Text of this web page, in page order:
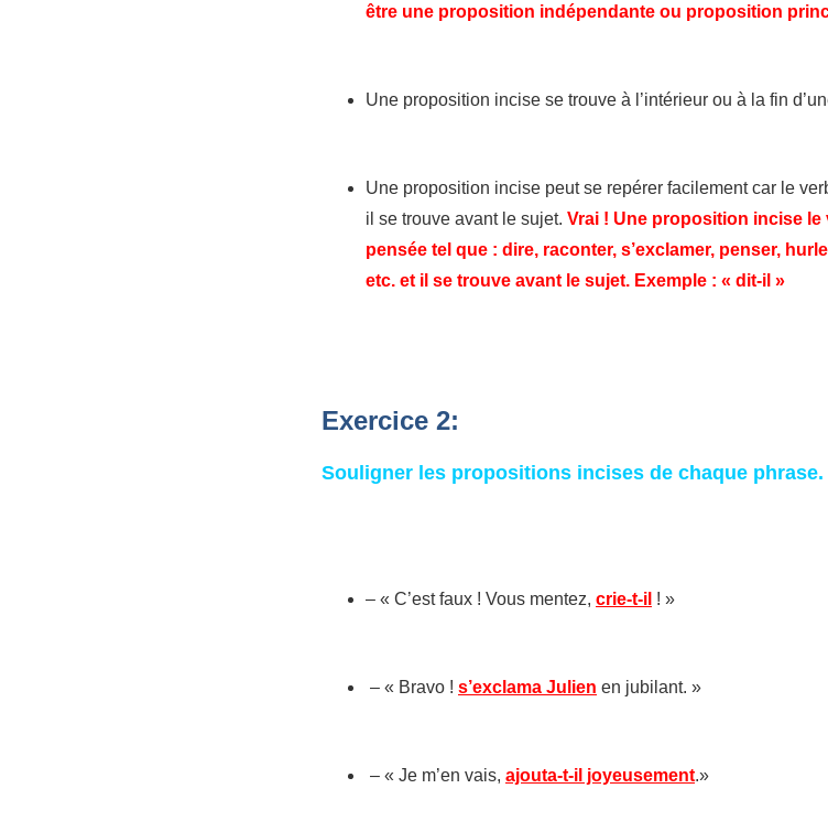
être une proposition indépendante ou proposition
Une proposition incise se trouve à l’intérieur ou à la fin
Une proposition incise peut se repérer facilement car le
il se trouve avant le sujet. Vrai ! Une proposition incise le
pensée tel que : dire, raconter, s’exclamer, penser,
etc. et il se trouve avant le sujet. Exemple : « dit-il »
Exercice 2:
Souligner les propositions incises de chaque phrase.
– « C’est faux ! Vous mentez, crie-t-il ! »
– « Bravo ! s’exclama Julien en jubilant. »
– « Je m’en vais, ajouta-t-il joyeusement.»